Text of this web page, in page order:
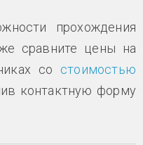
прохождения
сравните цены на
со стоимостью
контактную форму